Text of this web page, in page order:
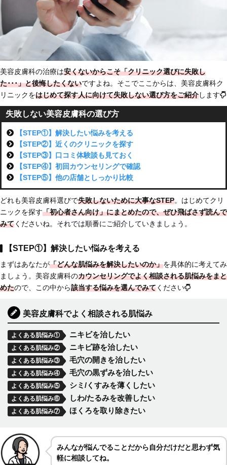
美容皮膚科の治療は安くないからこそ「クリニック選びに失敗し
た･･･」と後悔したくないですよね。そこでここからは、美容皮膚科ク
リニックをはじめて探す人に向けて失敗しない選び方をご紹介します
失敗しない美容皮膚科の選び方
【STEP①】解決したい悩みを考える
【STEP②】近くのクリニックを探す
【STEP③】口コミ体験談も見ておく
【STEP④】初回カウンセリングで確認
【STEP⑤】他の店舗としっかり比較
どれも美容皮膚科選びで失敗しないために大事なSTEP。はじめてクリ
ニックを探す「初心者さん向け」にまとめたので、ぜひ飛ばさず読んで
みてくださいね。それでは順番にご紹介していきましょう。
【STEP①】解決したい悩みを考える
まずはあなたが「どんな肌悩みを解決したいのか」を具体的に考えてみ
ましょう。美容皮膚科のカウンセリングでよく相談される肌悩みをまと
めたので、この中から該当する悩みを選んでみてください
美容皮膚科でよく相談される肌悩み
よくある肌悩み① ニキビを治したい
よくある肌悩み② ニキビ跡を治したい
よくある肌悩み③ 毛穴の開きを治したい
よくある肌悩み④ 毛穴の黒ずみを治したい
よくある肌悩み⑤ シミ/くすみを薄くしたい
よくある肌悩み⑥ しわ/たるみを改善したい
よくある肌悩み⑦ ほくろを取り除きたい
みんなが悩んでることだから自分だけだと思わず気
軽に相談してね。